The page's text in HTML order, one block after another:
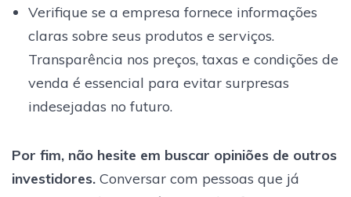
Verifique se a empresa fornece informações
claras sobre seus produtos e serviços.
Transparência nos preços, taxas e condições de
venda é essencial para evitar surpresas
indesejadas no futuro.
Por fim, não hesite em buscar opiniões de outros
investidores. Conversar com pessoas que já